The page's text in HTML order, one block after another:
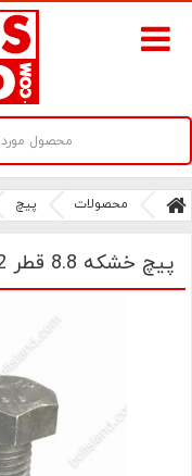
سامانه آنلاین فروش
محصولات پیچ
پیچ خشکه 8.8 قطر 12 طول 85 میلیمتر M 12*85